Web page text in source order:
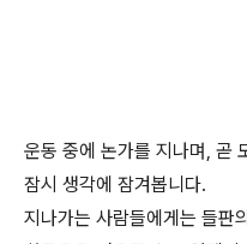
운동 중에 논가를 지나며, 곧
잠시 생각에 잠겨봅니다.
지나가는 사람들에게는 들판